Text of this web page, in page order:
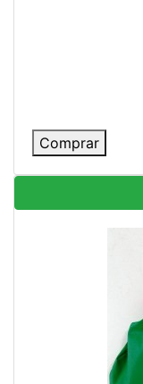
Comprar